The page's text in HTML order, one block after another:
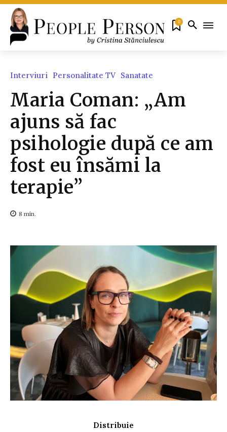
0
Interviuri Personalitate TV Sanatate
Maria Coman: „Am
ajuns să fac
psihologie după ce am
fost eu însămi la
terapie”
8 min.
Distribuie